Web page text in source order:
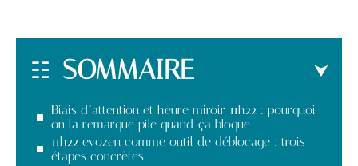
SOMMAIRE
Biais d’attention et heure miroir 11h22 : pourquoi
on la remarque pile quand ça bloque
11h22 evozen comme outil de déblocage : trois
étapes concrètes